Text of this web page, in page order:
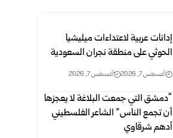
إدانات عربية لاعتداءات ميليشيا
الحوثي على منطقة نجران السعودية
أغسطس 7, 2026 أغسطس 7, 2026
“دمشق التي جمعت البلاغة لا يعجزها
أن تجمع الناس” الشاعر الفلسطيني
أدهم شرقاوي